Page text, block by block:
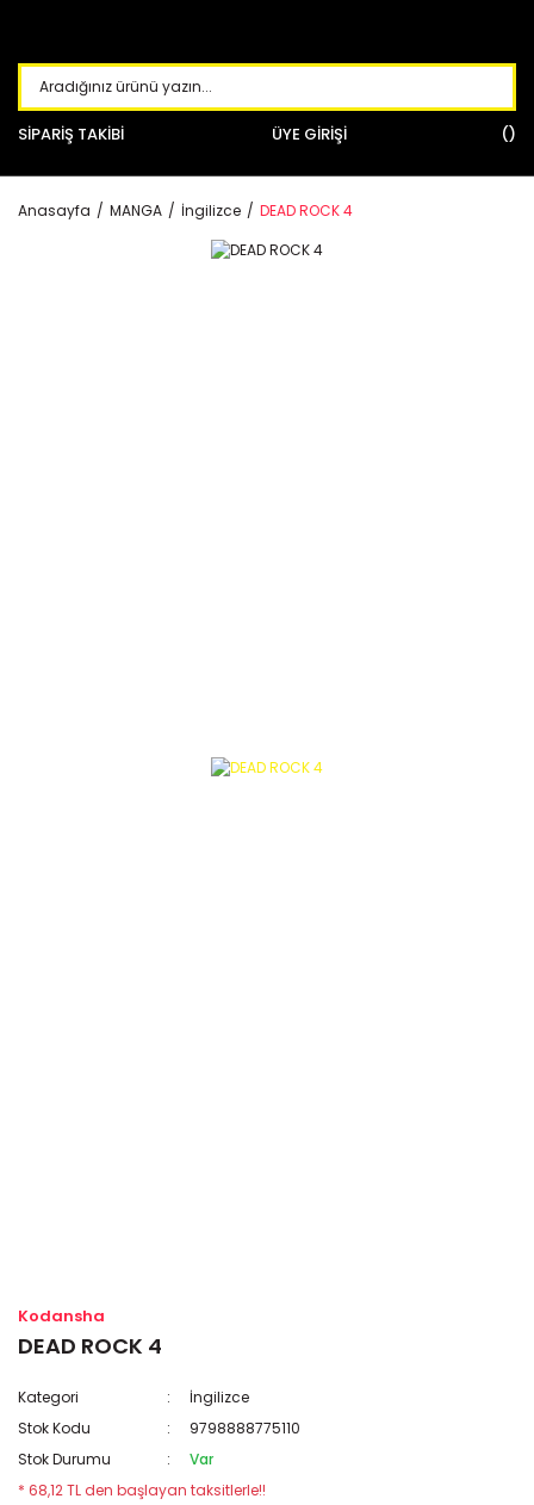
SİPARİŞ TAKİBİ ÜYE GİRİŞİ
Anasayfa MANGA İngilizce DEAD ROCK 4
Kodansha
DEAD ROCK 4
Kategori
İngilizce
Stok Kodu
9798888775110
Stok Durumu
Var
* 68,12 TL den başlayan taksitlerle!!